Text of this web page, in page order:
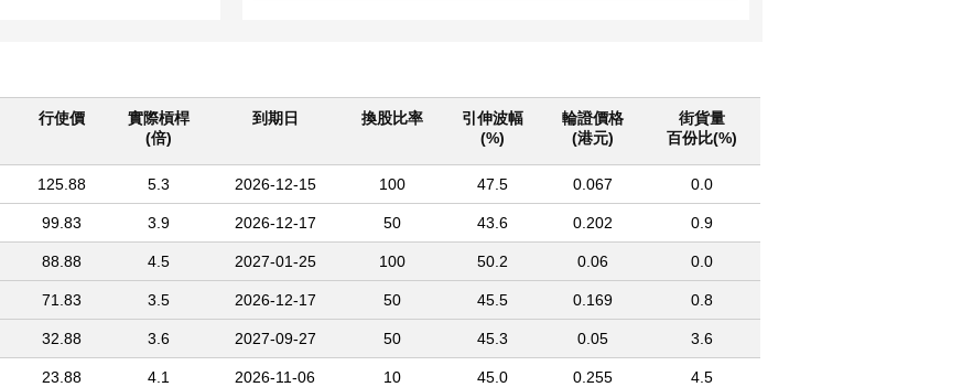
行使價
實際槓桿
(倍)
到期日 換股比率
引伸波幅
(%)
輪證價格
(港元)
街貨量
百份比(%)
125.88 5.3 2026-12-15 100 47.5 0.067 0.0
99.83 3.9 2026-12-17 50 43.6 0.202 0.9
88.88 4.5 2027-01-25 100 50.2 0.06 0.0
71.83 3.5 2026-12-17 50 45.5 0.169 0.8
32.88 3.6 2027-09-27 50 45.3 0.05 3.6
23.88 4.1 2026-11-06 10 45.0 0.255 4.5